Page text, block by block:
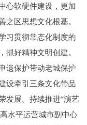
日本語
РУССКИЙ ЯЗЫК
PORTUGUÊS
心软硬件建设，更加
之区思想文化根基。
习贯彻常态化制度的
抓好精神文明创建。
遗保护带动老城保护
设牵引三条文化带品
发展。持续推进“演艺
水平运营城市副中心